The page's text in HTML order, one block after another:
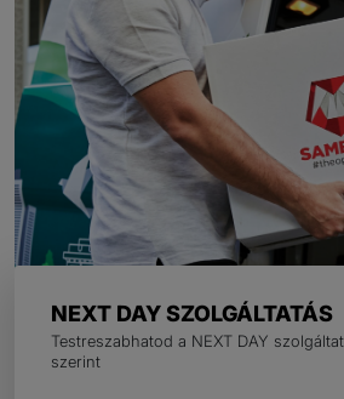
NEXT DAY SZOLGÁLTATÁS
Testreszabhatod a NEXT DAY
szerint